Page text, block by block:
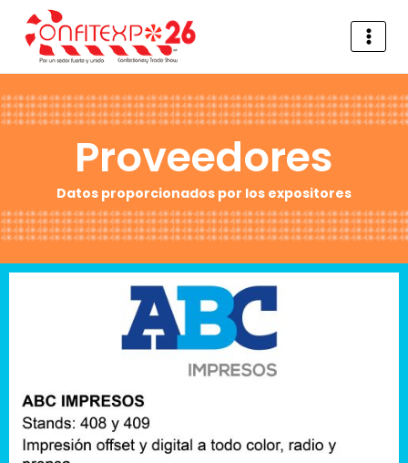
Proveedores
Datos proporcionados por los expositores